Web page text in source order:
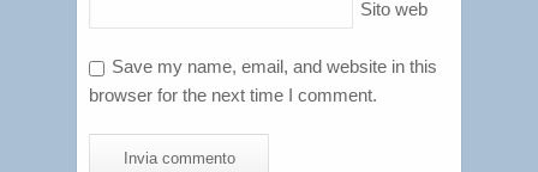
Sito web
Save my name, email, and website in this
browser for the next time I comment.